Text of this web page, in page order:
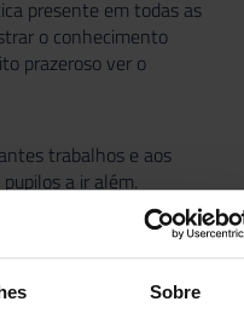
Sobre
presente em todas as
o conhecimento
prazeroso ver o
trabalhos e aos
a ir além.